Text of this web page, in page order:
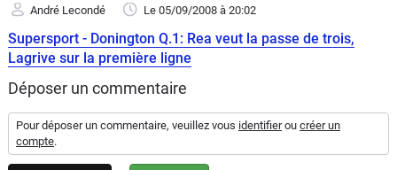
Avis
Forum
Scooters
&
125
André Lecondé Le 05/09/2008 à 20:02
Supersport - Donington Q.1: Rea veut la passe de trois,
Lagrive sur la première ligne
Déposer un commentaire
Pour déposer un commentaire, veuillez vous identifierou créer un
compte.